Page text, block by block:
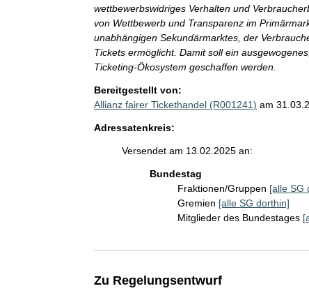
wettbewerbswidriges Verhalten und
von Wettbewerb und Transparenz im
unabhängigen Sekundärmarktes, der
Tickets ermöglicht. Damit soll ein
Ticketing-Ökosystem geschaffen werden.
Bereitgestellt von:
Allianz fairer Tickethandel (R001241) am
Adressatenkreis:
Versendet am 13.02.2025 an:
Bundestag
Fraktionen/Gruppen [alle SG
Gremien [alle SG dorthin]
Mitglieder des Bundestages
Zu Regelungsentwurf